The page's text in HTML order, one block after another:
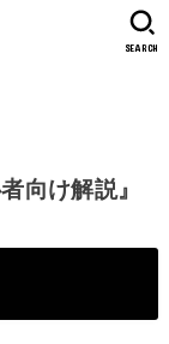
SEARCH
向け解説』